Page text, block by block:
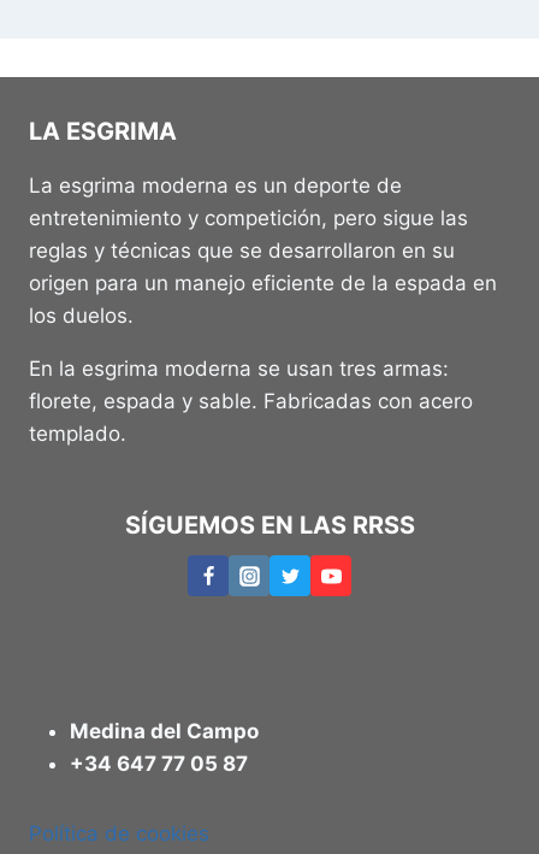
LA ESGRIMA
La esgrima moderna es un deporte de
entretenimiento y competición, pero sigue las
reglas y técnicas que se desarrollaron en su
origen para un manejo eficiente de la espada en
los duelos.
En la esgrima moderna se usan tres armas:
florete, espada y sable. Fabricadas con acero
templado.
SÍGUEMOS EN LAS RRSS
Medina del Campo
+34 647 77 05 87
Política de cookies